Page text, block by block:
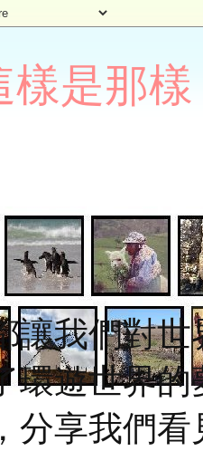
是那樣
讓我們對
環遊世界
分享我們